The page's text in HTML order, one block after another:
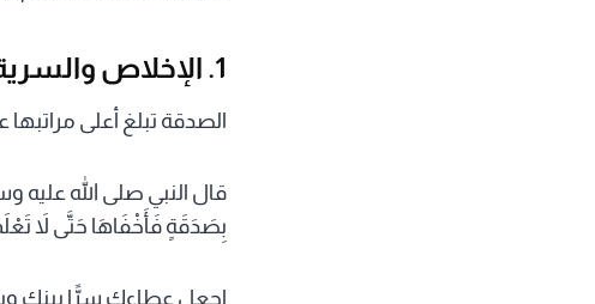
1. الإخلاص والسرية في العطاء
الصدقة تبلغ أعلى مراتبها
قال النبي صلى الله
بِصَدَقَةٍ فَأَخْفَاهَا حَتَّى لاَ
اجعل عطاءك سرًّا بينك